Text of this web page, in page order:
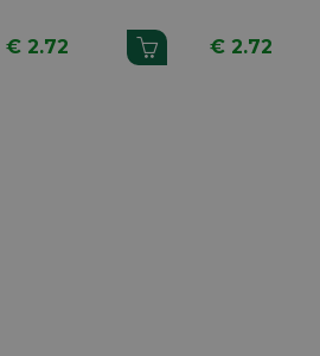
€ 2.72 € 2.72